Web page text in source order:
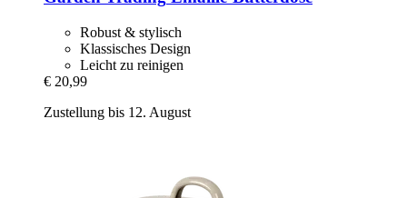
Robust & stylisch
Klassisches Design
Leicht zu reinigen
€ 20,99
Zustellung bis 12. August